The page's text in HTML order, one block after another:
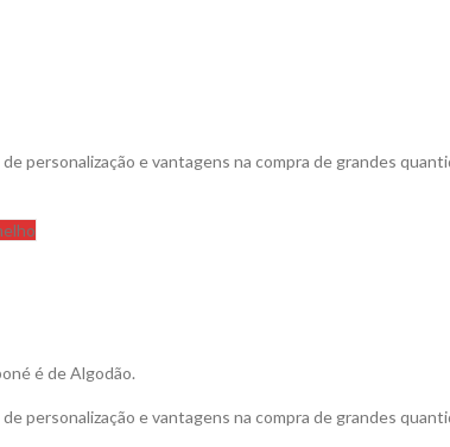
personalização e vantagens na compra de grandes
é de Algodão.
personalização e vantagens na compra de grandes